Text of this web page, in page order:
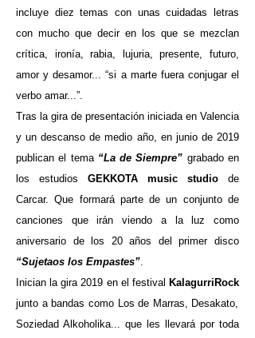
incluye diez temas con unas cuidadas letras
con mucho que decir en los que se mezclan
crítica, ironía, rabia, lujuria, presente, futuro,
amor y desamor... “si a marte fuera conjugar el
verbo amar...”.
Tras la gira de presentación iniciada en Valencia
y un descanso demedio año, en junio de 2019
publican el tema “La de Siempre” grabadoen
los estudios GEKKOTA music studio de
Carcar. Que formará parte de un conjunto de
canciones que irán viendo a la luz como
aniversario de los 20 años del primer disco
“Sujetaos los Empastes”.
Inician la gira 2019 en el festival KalagurriRock
junto a bandas como Los de Marras, Desakato,
Soziedad Alkoholika... que les llevará por toda